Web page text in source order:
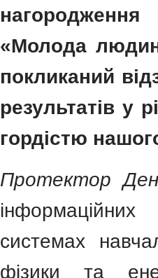
нагородження
«Молода
покликаний
результатів у
гордістю
Протектор
системах
фізики та